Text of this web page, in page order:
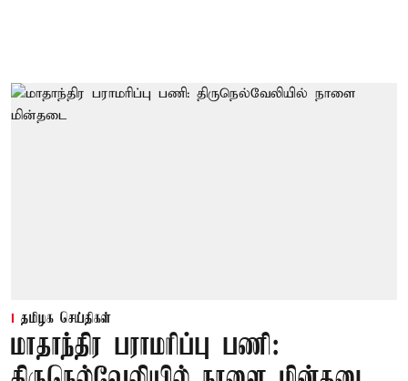
தமிழக செய்திகள்
மாதாந்திர பராமரிப்பு பணி: